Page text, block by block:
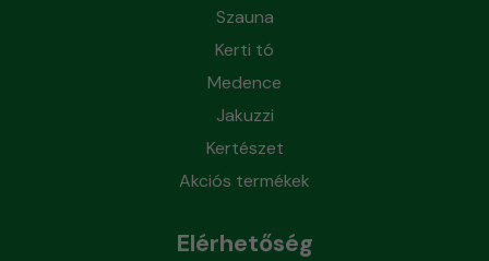
Szauna
Kerti tó
Medence
Jakuzzi
Kertészet
Akciós termékek
Elérhetőség